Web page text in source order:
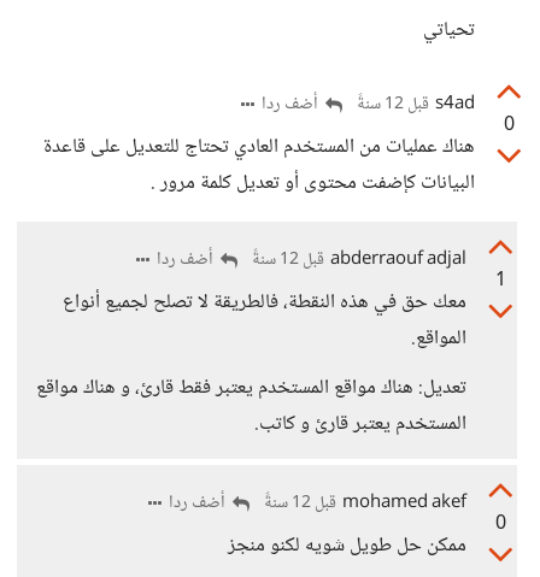
تحياتي
0
s4ad قبل 12 سنةً أضف ردا
هناك عمليات من المستخدم العادي تحتاج للتعديل على قاعدة
البيانات كإضفت محتوى أو تعديل كلمة مرور .
1
abderraouf adjal قبل 12 سنةً أضف ردا
معك حق في هذه النقطة، فالطريقة لا تصلح لجميع أنواع
المواقع.
تعديل: هناك مواقع المستخدم يعتبر فقط قارئ، و هناك مواقع
المستخدم يعتبر قارئ و كاتب.
0
mohamed akef قبل 12 سنةً أضف ردا
ممكن حل طويل شويه لكنو منجز